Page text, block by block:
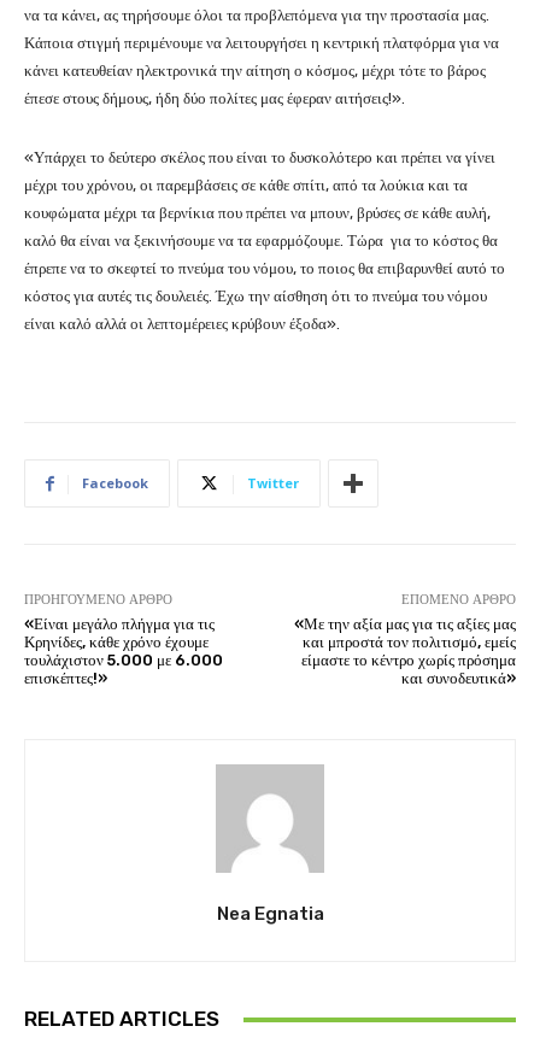
να τα κάνει, ας τηρήσουμε όλοι τα προβλεπόμενα για την προστασία μας.
Κάποια στιγμή περιμένουμε να λειτουργήσει η κεντρική πλατφόρμα για να
κάνει κατευθείαν ηλεκτρονικά την αίτηση ο κόσμος, μέχρι τότε το βάρος
έπεσε στους δήμους, ήδη δύο πολίτες μας έφεραν αιτήσεις!».
«Υπάρχει το δεύτερο σκέλος που είναι το δυσκολότερο και πρέπει να γίνει
μέχρι του χρόνου, οι παρεμβάσεις σε κάθε σπίτι, από τα λούκια και τα
κουφώματα μέχρι τα βερνίκια που πρέπει να μπουν, βρύσες σε κάθε αυλή,
καλό θα είναι να ξεκινήσουμε να τα εφαρμόζουμε. Τώρα για το κόστος θα
έπρεπε να το σκεφτεί το πνεύμα του νόμου, το ποιος θα επιβαρυνθεί αυτό το
κόστος για αυτές τις δουλειές. Έχω την αίσθηση ότι το πνεύμα του νόμου
είναι καλό αλλά οι λεπτομέρειες κρύβουν έξοδα».
Facebook Twitter
ΠΡΟΗΓΟΎΜΕΝΟ ΆΡΘΡΟ
«Είναι μεγάλο πλήγμα για τις
Κρηνίδες, κάθε χρόνο έχουμε
τουλάχιστον 5.000 με 6.000
επισκέπτες!»
ΕΠΌΜΕΝΟ ΆΡΘΡΟ
«Με την αξία μας για τις αξίες μας
και μπροστά τον πολιτισμό, εμείς
είμαστε το κέντρο χωρίς πρόσημα
και συνοδευτικά»
Nea Egnatia
RELATED ARTICLES